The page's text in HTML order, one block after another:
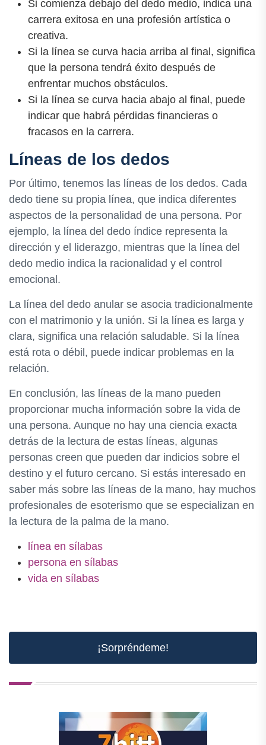
Si comienza debajo del dedo medio, indica una
carrera exitosa en una profesión artística o
creativa.
Si la línea se curva hacia arriba al final, significa
que la persona tendrá éxito después de
enfrentar muchos obstáculos.
Si la línea se curva hacia abajo al final, puede
indicar que habrá pérdidas financieras o
fracasos en la carrera.
Líneas de los dedos
Por último, tenemos las líneas de los dedos. Cada
dedo tiene su propia línea, que indica diferentes
aspectos de la personalidad de una persona. Por
ejemplo, la línea del dedo índice representa la
dirección y el liderazgo, mientras que la línea del
dedo medio indica la racionalidad y el control
emocional.
La línea del dedo anular se asocia tradicionalmente
con el matrimonio y la unión. Si la línea es larga y
clara, significa una relación saludable. Si la línea
está rota o débil, puede indicar problemas en la
relación.
En conclusión, las líneas de la mano pueden
proporcionar mucha información sobre la vida de
una persona. Aunque no hay una ciencia exacta
detrás de la lectura de estas líneas, algunas
personas creen que pueden dar indicios sobre el
destino y el futuro cercano. Si estás interesado en
saber más sobre las líneas de la mano, hay muchos
profesionales de esoterismo que se especializan en
la lectura de la palma de la mano.
línea en sílabas
persona en sílabas
vida en sílabas
¡Sorpréndeme!